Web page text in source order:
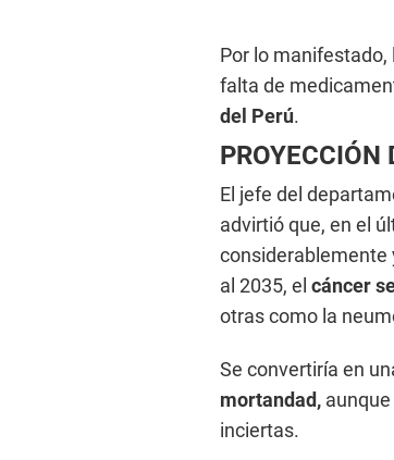
Por lo
falta de
del Perú.
El jefe del
advirtió que, en el
considerablemente
al 2035, el cáncer
otras como la
Se convertiría en
mortandad,
inciertas.